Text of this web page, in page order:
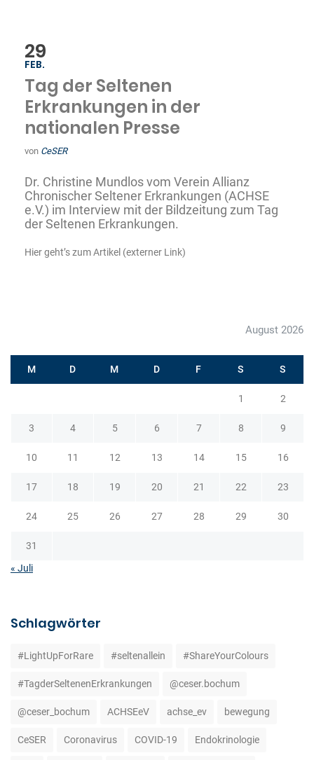
29
FEB.
Tag der Seltenen
Erkrankungen in der
nationalen Presse
von CeSER
Dr. Christine Mundlos vom Verein Allianz
Chronischer Seltener Erkrankungen (ACHSE
e.V.) im Interview mit der Bildzeitung zum Tag
der Seltenen Erkrankungen.
Hier geht’s zum Artikel (externer Link)
August 2026
M D M D F S S
1 2
3 4 5 6 7 8 9
10 11 12 13 14 15 16
17 18 19 20 21 22 23
24 25 26 27 28 29 30
31
« Juli
Schlagwörter
#LightUpForRare #seltenallein #ShareYourColours
#TagderSeltenenErkrankungen @ceser.bochum
@ceser_bochum ACHSEeV achse_ev bewegung
CeSER Coronavirus COVID-19 Endokrinologie